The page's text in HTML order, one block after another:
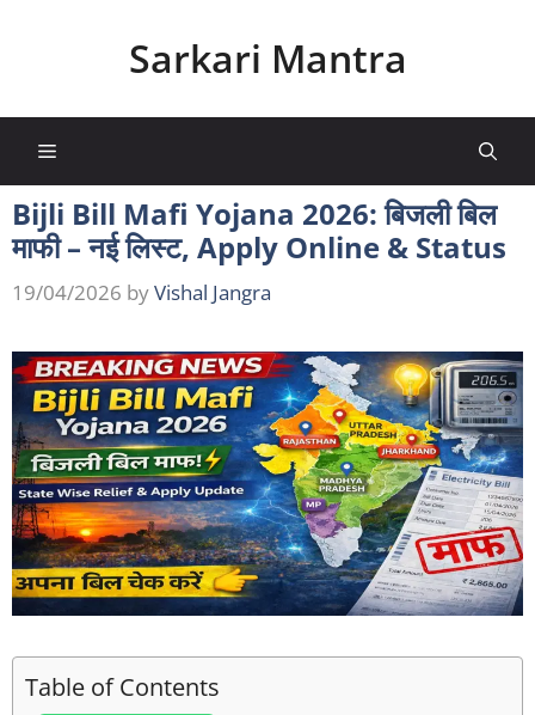
Sarkari Mantra
Menu
Bijli Bill Mafi Yojana 2026: बिजली बिल
माफी – नई लिस्ट, Apply Online & Status
19/04/2026 byVishal Jangra
Table of Contents